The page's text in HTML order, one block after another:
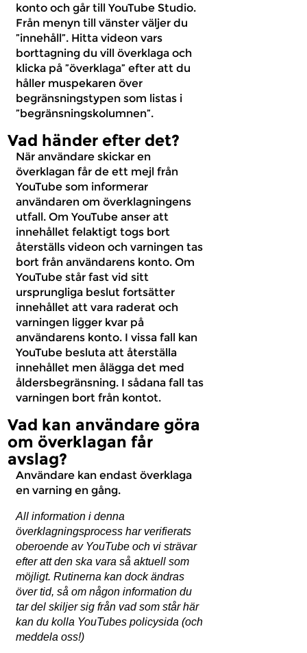
konto och går till YouTube Studio.
Från menyn till vänster väljer du
”innehåll”. Hitta videon vars
borttagning du vill överklaga och
klicka på ”överklaga” efter att du
håller muspekaren över
begränsningstypen som listas i
”begränsningskolumnen”.
Vad händer efter det?
När användare skickar en
överklagan får de ett mejl från
YouTube som informerar
användaren om överklagningens
utfall. Om YouTube anser att
innehållet felaktigt togs bort
återställs videon och varningen tas
bort från användarens konto. Om
YouTube står fast vid sitt
ursprungliga beslut fortsätter
innehållet att vara raderat och
varningen ligger kvar på
användarens konto. I vissa fall kan
YouTube besluta att återställa
innehållet men ålägga det med
åldersbegränsning. I sådana fall tas
varningen bort från kontot.
Vad kan användare göra
om överklagan får
avslag?
Användare kan endast överklaga
en varning en gång.
All information i denna
överklagningsprocess har verifierats
oberoende av YouTube och vi strävar
efter att den ska vara så aktuell som
möjligt. Rutinerna kan dock ändras
över tid, så om någon information du
tar del skiljer sig från vad som står här
kan du kolla YouTubes policysida (och
meddela oss!)